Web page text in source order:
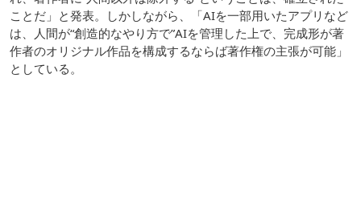
ことだ」と発表。しかしながら、「AIを一部用いたアプリなど
は、人間が“創造的なやり方で”AIを管理した上で、完成形が著
作者のオリジナル作品を構成するならば著作権の主張が可能」
としている。